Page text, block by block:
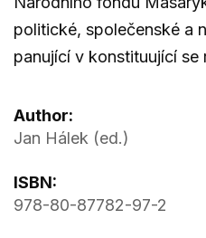
politické, společenské a
panující v konstituující se
Author:
Jan Hálek (ed.)
ISBN:
978-80-87782-97-2